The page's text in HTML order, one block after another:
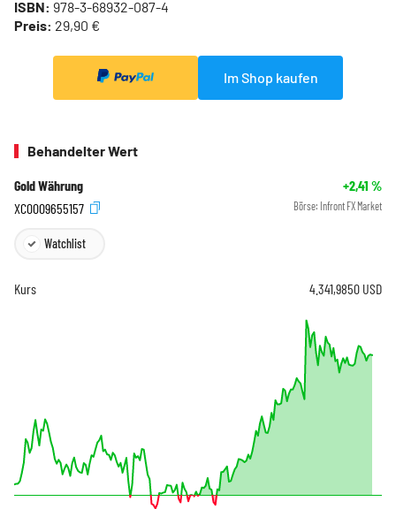
ISBN: 978-3-68932-087-4
Preis: 29,90 €
Im Shop kaufen
Behandelter Wert
Gold Währung +2,41 %
XC0009655157
Börse: Infront FX Market
Watchlist
Kurs 4.341,9850 USD